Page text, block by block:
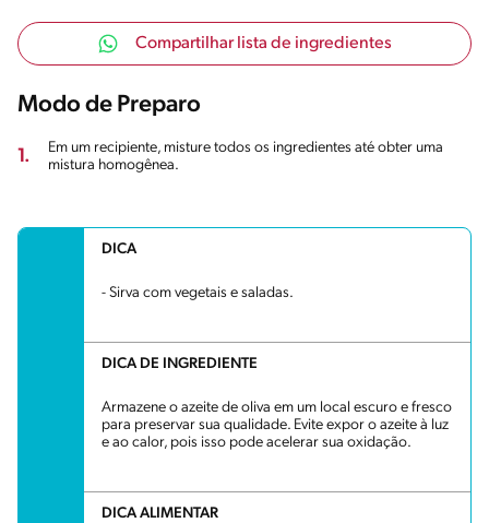
Compartilhar lista de ingredientes
Modo de Preparo
1.
Em um recipiente, misture todos os ingredientes até obter uma
mistura homogênea.
DICA
- Sirva com vegetais e saladas.
DICA DE INGREDIENTE
Armazene o azeite de oliva em um local escuro e fresco
para preservar sua qualidade. Evite expor o azeite à luz
e ao calor, pois isso pode acelerar sua oxidação.
DICA ALIMENTAR